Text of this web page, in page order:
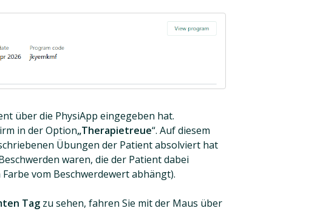
über die PhysiApp eingegeben hat.
in der Option„Therapietreue“. Auf diesem
Übungen der Patient absolviert hat
waren, die der Patient dabei
vom Beschwerdewert abhängt).
Tagzu sehen, fahren Sie mit der Maus über